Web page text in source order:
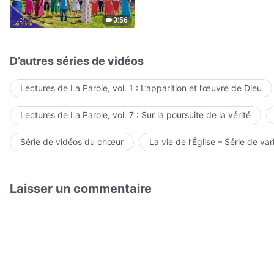
3:56
D’autres séries de vidéos
Lectures de La Parole, vol. 1 : L’apparition et l’œuvre de Dieu
Lectures de La Parole, vol. 7 : Sur la poursuite de la vérité
Série de vidéos du chœur La vie de l’Église – Série de
Laisser un commentaire